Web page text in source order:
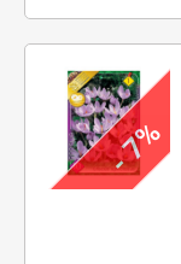
- 7%